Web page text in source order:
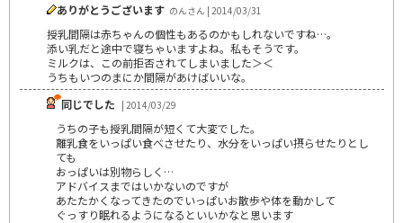
ありがとうございます のんさん | 2014/03/31
授乳間隔は赤ちゃんの個性もあるのかもしれないですね…。
添い乳だと途中で寝ちゃいますよね。私もそうです。
ミルクは、この前拒否されてしまいました＞＜
うちもいつのまにか間隔があけばいいな。
同じでした | 2014/03/29
うちの子も授乳間隔が短くて大変でした。
離乳食をいっぱい食べさせたり、水分をいっぱい摂らせたりとし
ても
おっぱいは別物らしく…
アドバイスまではいかないのですが
あたたかくなってきたのでいっぱいお散歩や体を動かして
ぐっすり眠れるようになるといいかなと思います